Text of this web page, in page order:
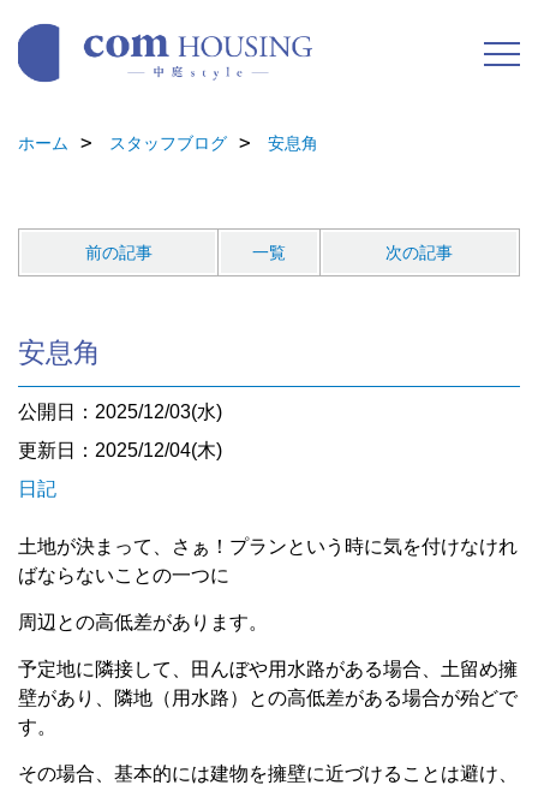
ホーム スタッフブログ 安息角
前の記事 一覧 次の記事
安息角
公開日：2025/12/03(水)
更新日：2025/12/04(木)
日記
土地が決まって、さぁ！プランという時に気を付けなけれ
ばならないことの一つに
周辺との高低差があります。
予定地に隣接して、田んぼや用水路がある場合、土留め擁
壁があり、隣地（用水路）との高低差がある場合が殆どで
す。
その場合、基本的には建物を擁壁に近づけることは避け、